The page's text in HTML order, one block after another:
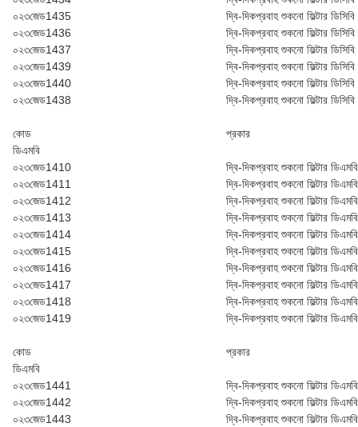
০২৩জেড1435
দ্বি-দিকপ্রবাহ শুকনো ফিল্টার
০২৩জেড1436
দ্বি-দিকপ্রবাহ শুকনো ফিল্টার
০২৩জেড1437
দ্বি-দিকপ্রবাহ শুকনো ফিল্টার
০২৩জেড1439
দ্বি-দিকপ্রবাহ শুকনো ফিল্টার
০২৩জেড1440
দ্বি-দিকপ্রবাহ শুকনো ফিল্টার
০২৩জেড1438
দ্বি-দিকপ্রবাহ শুকনো ফিল্টার
কোড
প্রকার
ডি‌এম‌বি
০২৩জেড1410
দ্বি-দিকপ্রবাহ শুকনো ফিল্টার
০২৩জেড1411
দ্বি-দিকপ্রবাহ শুকনো ফিল্টার
০২৩জেড1412
দ্বি-দিকপ্রবাহ শুকনো ফিল্টার
০২৩জেড1413
দ্বি-দিকপ্রবাহ শুকনো ফিল্টার
০২৩জেড1414
দ্বি-দিকপ্রবাহ শুকনো ফিল্টার
০২৩জেড1415
দ্বি-দিকপ্রবাহ শুকনো ফিল্টার
০২৩জেড1416
দ্বি-দিকপ্রবাহ শুকনো ফিল্টার
০২৩জেড1417
দ্বি-দিকপ্রবাহ শুকনো ফিল্টার
০২৩জেড1418
দ্বি-দিকপ্রবাহ শুকনো ফিল্টার
০২৩জেড1419
দ্বি-দিকপ্রবাহ শুকনো ফিল্টার
কোড
প্রকার
ডি‌এম‌বি
০২৩জেড1441
দ্বি-দিকপ্রবাহ শুকনো ফিল্টার
০২৩জেড1442
দ্বি-দিকপ্রবাহ শুকনো ফিল্টার
০২৩জেড1443
দ্বি-দিকপ্রবাহ শুকনো ফিল্টার